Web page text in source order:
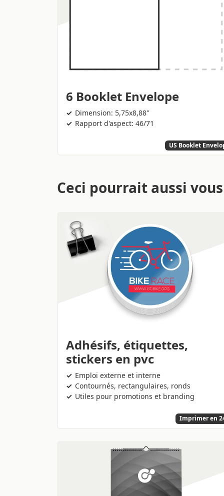
6 Booklet Envelope
Dimension: 5,75x8,88"
Rapport d'aspect: 46/71
US Booklet
Ceci pourrait aussi
Adhésifs, étiquettes,
stickers en pvc
Emploi externe et interne
Contournés, rectangulaires, ronds
Utiles pour promotions et branding
Imprimer en